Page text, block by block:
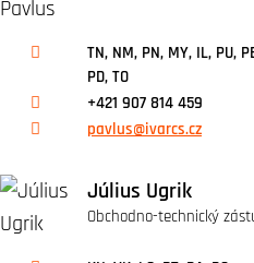
TN, NM, PN, MY, IL, PU,
PD, TO
+421 907 814 459
pavlus@ivarcs.cz
Július Ugrik
Obchodno-technický